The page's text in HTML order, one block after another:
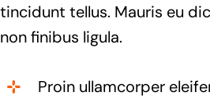
tincidunt tellus. Mauris eu
non finibus ligula.
Proin ullamcorper